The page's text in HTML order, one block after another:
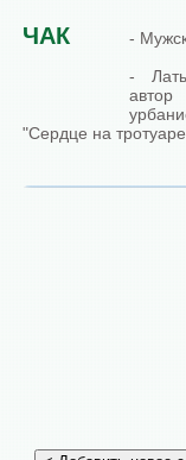
ЧАК
-
-
"Сердце на